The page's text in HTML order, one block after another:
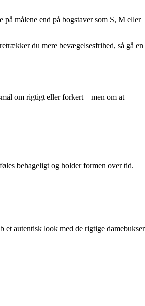
målene end på bogstaver som S, M eller
du mere bevægelsesfrihed, så gå en
om rigtigt eller forkert – men om at
behageligt og holder formen over tid.
et autentisk look med de rigtige damebukser